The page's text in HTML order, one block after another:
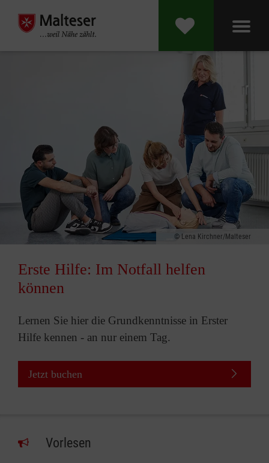
Lena Kirchner/Malteser
Erste Hilfe: Im Notfall helfen
können
Lernen Sie hier die Grundkenntnisse in Erster
Hilfe kennen - an nur einem Tag.
Jetzt buchen
Vorlesen